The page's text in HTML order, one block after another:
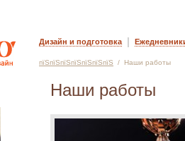
Дизайн и подготовка |
пїЅпїЅпїЅпїЅпїЅпїЅпїЅ / Наши работы
Наши работы